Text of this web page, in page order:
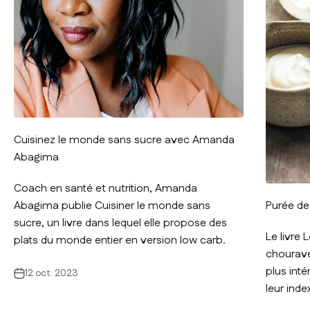
Cuisinez le monde sans sucre avec Amanda
Abagima
Coach en santé et nutrition, Amanda
Abagima publie Cuisiner le monde sans
sucre, un livre dans lequel elle propose des
plats du monde entier en version low carb.
12 oct. 2023
Purée
Le livre
plus
leur